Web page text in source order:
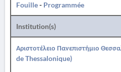
Fouille- Programmée
Institution(s)
Αριστοτέλειο Πανεπιστήμιο
de Thessalonique)